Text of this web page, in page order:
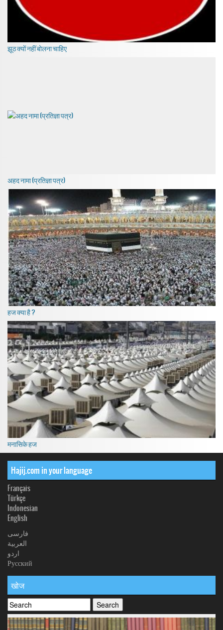
झूठ क्यों नहीं बोलना चाहिए
अहद नामा (प्रतिज्ञा पत्र)
हज क्या है ?
मनासिके हज
Hajij.com in your language
Français
Türkçe
Indonesian
English
فارسی
العربیة
اردو
Русский
खोज